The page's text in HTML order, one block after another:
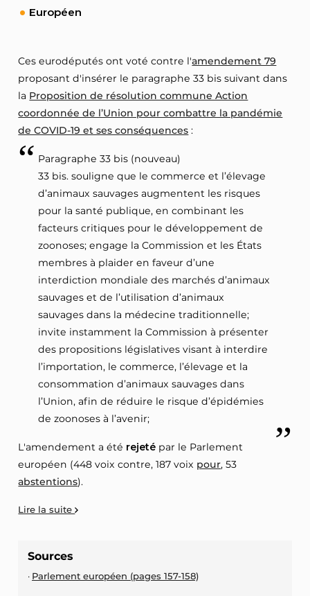
Européen
Ces eurodéputés ont voté contre l'amendement 79
proposant d'insérer le paragraphe 33 bis suivant dans
la Proposition de résolution commune Action
coordonnée de l’Union pour combattre la pandémie
de COVID-19 et ses conséquences :
Paragraphe 33 bis (nouveau)
33 bis. souligne que le commerce et l’élevage
d’animaux sauvages augmentent les risques
pour la santé publique, en combinant les
facteurs critiques pour le développement de
zoonoses; engage la Commission et les États
membres à plaider en faveur d’une
interdiction mondiale des marchés d’animaux
sauvages et de l’utilisation d’animaux
sauvages dans la médecine traditionnelle;
invite instamment la Commission à présenter
des propositions législatives visant à interdire
l’importation, le commerce, l’élevage et la
consommation d’animaux sauvages dans
l’Union, afin de réduire le risque d’épidémies
de zoonoses à l’avenir;
L'amendement a été rejeté par le Parlement
européen (448 voix contre, 187 voix pour, 53
abstentions).
Lire la suite
Sources
Parlement européen (pages 157-158)